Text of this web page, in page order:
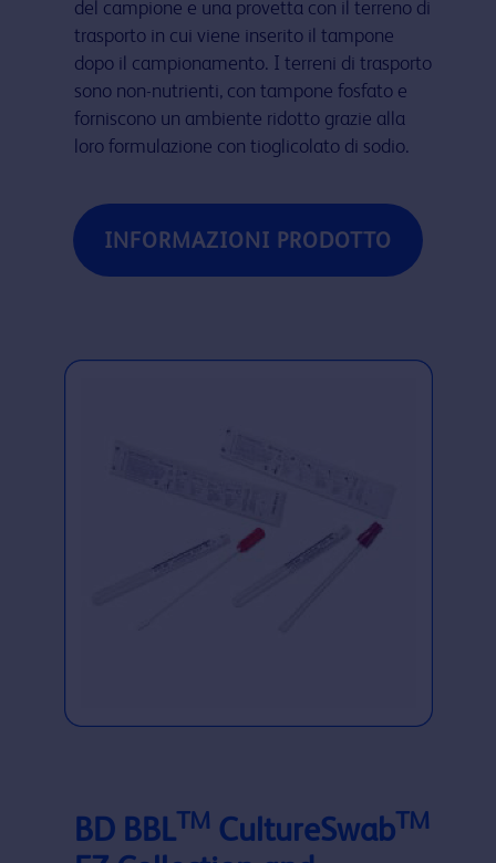
del campione e una provetta con il terreno di
trasporto in cui viene inserito il tampone
dopo il campionamento. I terreni di trasporto
sono non-nutrienti, con tampone fosfato e
forniscono un ambiente ridotto grazie alla
loro formulazione con tioglicolato di sodio.
INFORMAZIONI PRODOTTO
BD BBLTM CultureSwabTM